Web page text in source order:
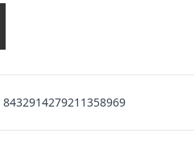
8432914279211358969